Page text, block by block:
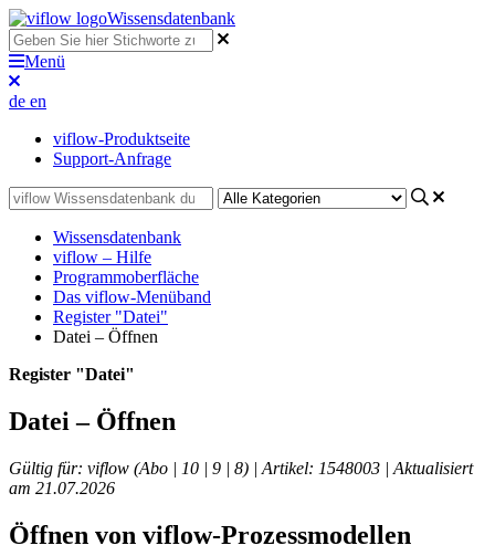
Wissensdatenbank
Menü
de en
viflow-Produktseite
Support-Anfrage
Wissensdatenbank
viflow – Hilfe
Programmoberfläche
Das viflow-Menüband
Register "Datei"
Datei – Öffnen
Register "Datei"
Datei – Öffnen
Gültig für: viflow (Abo | 10 | 9 | 8) | Artikel: 1548003 | Aktualisiert
am 21.07.2026
Öffnen von viflow-Prozessmodellen